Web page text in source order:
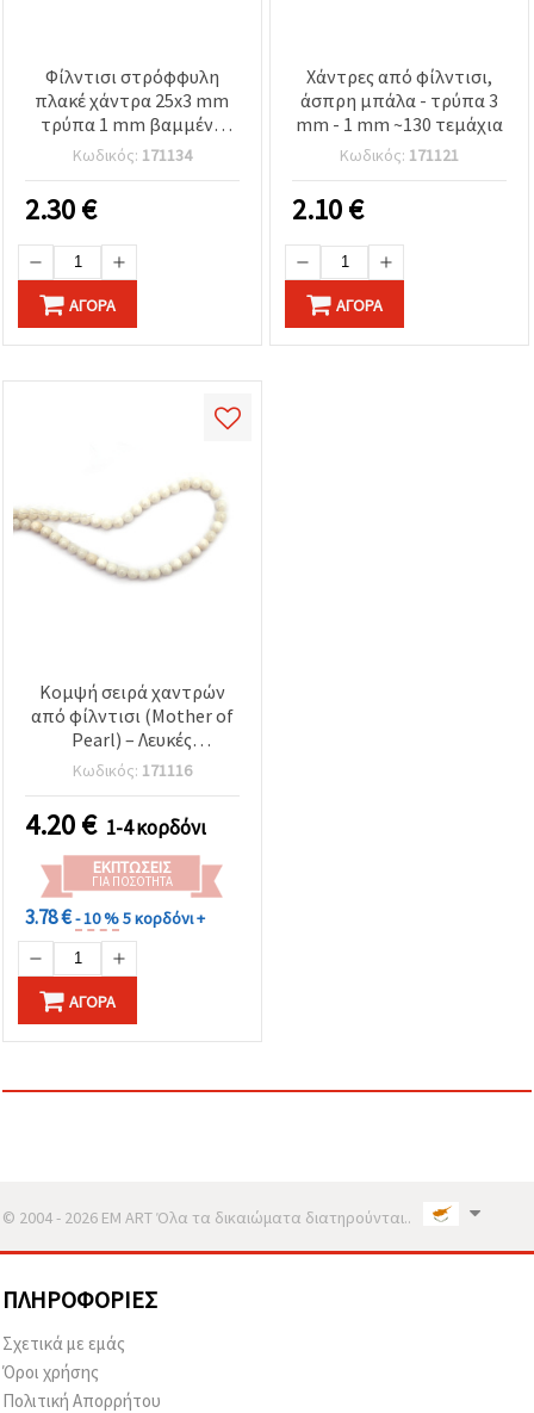
Φίλντισι στρόφφυλη
πλακέ χάντρα 25x3 mm
τρύπα 1 mm βαμμένο
ροζ/μωβ ~16 τεμάχια
περασμένα σε σειρά
Κωδικός: 171134
2.30€
ΑΓΟΡΆ
Χάντρες από φίλντισι,
άσπρη μπάλα - τρύπα 3
mm - 1 mm ~130 τεμάχια
Κωδικός: 171121
2.10€
ΑΓΟΡΆ
Κομψή σειρά χαντρών
από φίλντισι (Mother of
Pearl) – Λευκές
στρογγυλές 8 mm, τρύπα
1 mm, περίπου 47 τεμ.,
για διαχρονικά σχέδια
κοσμημάτων
Κωδικός: 171116
4.20€ 1-4 κορδόνι
ΕΚΠΤΏΣΕΙΣ
ΓΙΑ ΠΟΣΌΤΗΤΑ
3.78 €- 10 %5 κορδόνι +
ΑΓΟΡΆ
© 2004 - 2026 EM ART Όλα τα δικαιώματα διατηρούνται..
ΠΛΗΡΟΦΟΡΊΕΣ
Σχετικά με εμάς
Όροι χρήσης
Πολιτική Απορρήτου